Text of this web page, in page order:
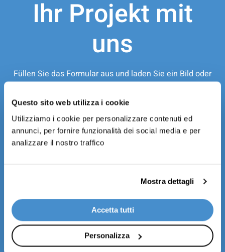
Questo sito web utilizza i cookie
Utilizziamo i cookie per personalizzare contenuti ed
annunci, per fornire funzionalità dei social media e per
analizzare il nostro traffico
Mostra dettagli
Accetta tutti
Personalizza
Ihr Projekt mit
uns
Füllen Sie das Formular aus und laden Sie ein Bild oder
eine 3D-Darstellung des Projekts hoch, das Sie
realisieren möchten. Wenn Sie Hilfe benötigen,
schreiben Sie es in die Nachricht – wir sind hier, um Sie
in jeder Phase zu unterstützen.
Nachname *